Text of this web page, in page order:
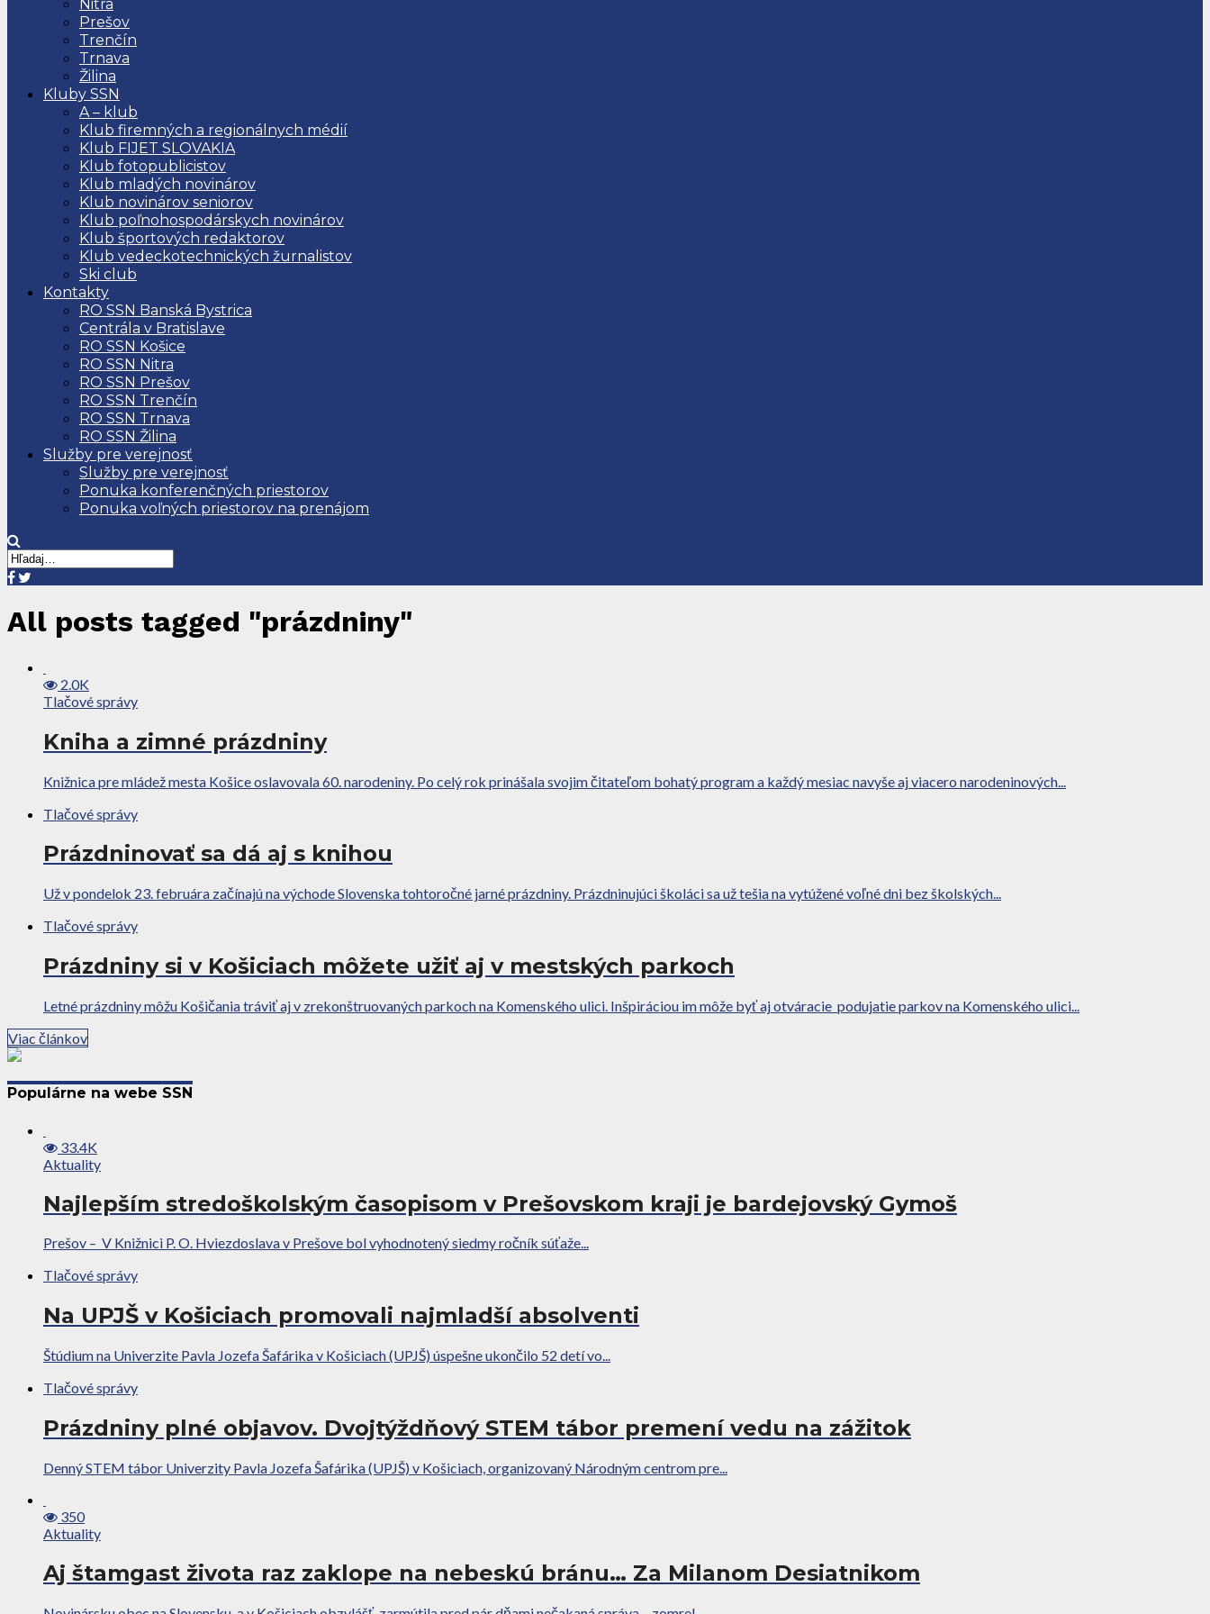
Nitra
Prešov
Trenčín
Trnava
Žilina
Kluby SSN
A – klub
Klub firemných a regionálnych médií
Klub FIJET SLOVAKIA
Klub fotopublicistov
Klub mladých novinárov
Klub novinárov seniorov
Klub poľnohospodárskych novinárov
Klub športových redaktorov
Klub vedeckotechnických žurnalistov
Ski club
Kontakty
RO SSN Banská Bystrica
Centrála v Bratislave
RO SSN Košice
RO SSN Nitra
RO SSN Prešov
RO SSN Trenčín
RO SSN Trnava
RO SSN Žilina
Služby pre verejnosť
Služby pre verejnosť
Ponuka konferenčných priestorov
Ponuka voľných priestorov na prenájom
All posts tagged "prázdniny"
2.0K
Tlačové správy
Kniha a zimné prázdniny
Knižnica pre mládež mesta Košice oslavovala 60. narodeniny. Po celý rok prinášala svojim čitateľom bohatý program a každý mesiac navyše aj viacero narodeninových...
Tlačové správy
Prázdninovať sa dá aj s knihou
Už v pondelok 23. februára začínajú na východe Slovenska tohtoročné jarné prázdniny. Prázdninujúci školáci sa už tešia na vytúžené voľné dni bez školských...
Tlačové správy
Prázdniny si v Košiciach môžete užiť aj v mestských parkoch
Letné prázdniny môžu Košičania tráviť aj v zrekonštruovaných parkoch na Komenského ulici. Inšpiráciou im môže byť aj otváracie podujatie parkov na Komenského ulici...
Viac článkov
Populárne na webe SSN
33.4K
Aktuality
Najlepším stredoškolským časopisom v Prešovskom kraji je bardejovský Gymoš
Prešov – V Knižnici P. O. Hviezdoslava v Prešove bol vyhodnotený siedmy ročník súťaže...
Tlačové správy
Na UPJŠ v Košiciach promovali najmladší absolventi
Štúdium na Univerzite Pavla Jozefa Šafárika v Košiciach (UPJŠ) úspešne ukončilo 52 detí vo...
Tlačové správy
Prázdniny plné objavov. Dvojtýždňový STEM tábor premení vedu na zážitok
Denný STEM tábor Univerzity Pavla Jozefa Šafárika (UPJŠ) v Košiciach, organizovaný Národným centrom pre...
350
Aktuality
Aj štamgast života raz zaklope na nebeskú bránu… Za Milanom Desiatnikom